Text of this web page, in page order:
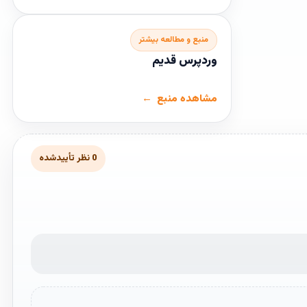
منبع و مطالعه بیشتر
وردپرس قدیم
مشاهده منبع
0 نظر تأییدشده